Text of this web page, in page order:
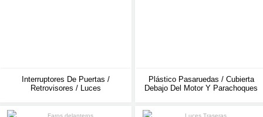
Interruptores De Puertas /
Retrovisores / Luces
Plástico Pasaruedas / Cubierta
Debajo Del Motor Y Parachoques